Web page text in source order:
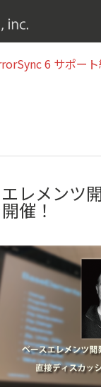
6 サポート
6 サポー
レメンツ
催！